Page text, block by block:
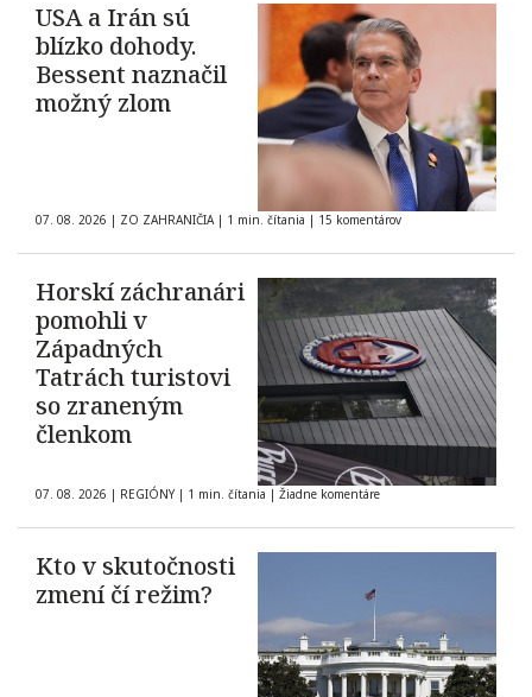
USA a Irán sú
blízko dohody.
Bessent naznačil
možný zlom
07. 08. 2026 | ZO ZAHRANIČIA | 1 min. čítania | 15 komentárov
Horskí záchranári
pomohli v
Západných
Tatrách turistovi
so zraneným
členkom
07. 08. 2026 | REGIÓNY | 1 min. čítania | Žiadne komentáre
Kto v skutočnosti
zmení čí režim?